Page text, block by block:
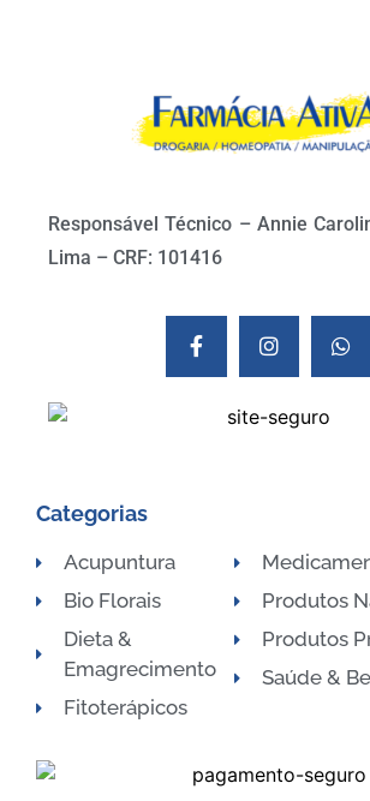
Responsável Técnico – Annie
Lima – CRF: 101416
Categorias
Acupuntura
Bio Florais
Dieta &
Emagrecimento
Fitoterápicos
Produtos
Produtos
Saúde &